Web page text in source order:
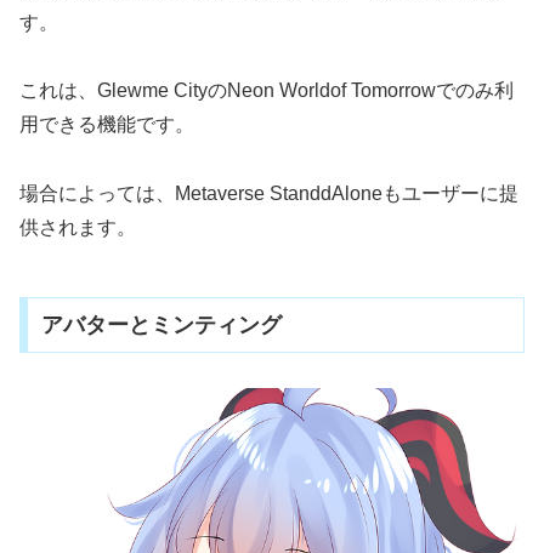
す。
これは、Glewme CityのNeon Worldof Tomorrowでのみ利
用できる機能です。
場合によっては、Metaverse StanddAloneもユーザーに提
供されます。
アバターとミンティング